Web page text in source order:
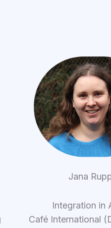
Jana
Inte­gra­ti­on in
Café Inter­na­tio­nal